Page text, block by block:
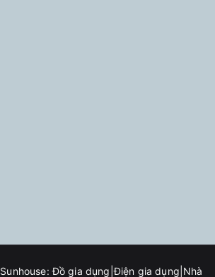
Sunhouse: Đồ gia dụng|Điện gia dụng|Nhà